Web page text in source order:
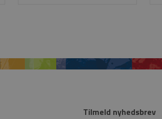
Tilmeld nyhedsbrev